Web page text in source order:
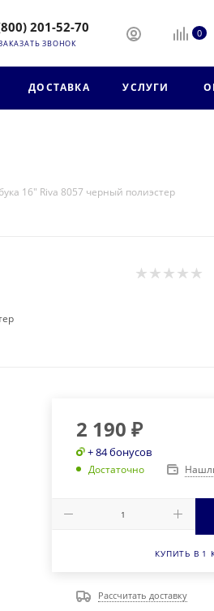
201-52-70
ЗВОНОК
0
ДОСТАВКА УСЛУГИ
16" Riva 8057 черный полиэстер
2 190 ₽
+ 84 бонусов
Достаточно
КУПИТЬ В 1
Рассчитать доставку